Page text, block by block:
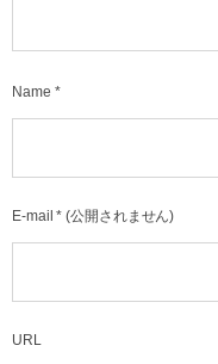
Name *
E-mail * (公開されません)
URL